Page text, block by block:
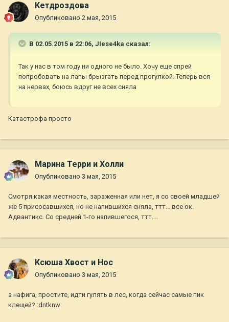
Кетдроздова
Опубликовано 2 мая, 2015
В 02.05.2015 в 22:06, JIese4ka сказал:
Так у нас в том году ни одного не было. Хочу еще спрей
попробовать на лапы брызгать перед прогулкой. Теперь вся
на нервах, боюсь вдруг не всех сняла
Катастрофа просто
Марина Терри и Холли
Опубликовано 3 мая, 2015
Смотря какая местность, зараженная или нет, я со своей младшей
же 5 присосавшихся, но не напившихся сняла, ттт... все ок.
Адвантикс. Со средней 1-го напившегося, ттт....
Ксюша Хвост и Нос
Опубликовано 3 мая, 2015
а нафига, простите, идти гулять в лес, когда сейчас самые пик
клещей? :dntknw: